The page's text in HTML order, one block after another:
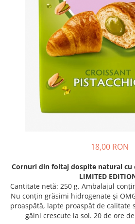
Fructe si legume din Italia
Sosuri de rosii si pasta de tomate
Sosuri paste
Blaturi de pizza
Branzeturi italiene
Mezeluri italiene
Dulciuri italiene
Prajituri, napolitane, cornuri
Bomboane italiene
Snacksuri italiene
Cafea italiana
Bauturi italiene
Hartie igienica
Solutii curatat suprafete baie
Solutii anticalcar
Solutie curatat geamuri
Degresant universal
Parfum, odorizant camera
Detergenti pardoseli
Geluri de dus pentru Barbati si
Femei din Italia
Spumant de baie
Sapun Lichid sau Solid
Antibacterian Pentru Fata sau
Servetele umede, nazale
Parfumuri Italiene
Produse Igiena Dentara
Pasta de dinti
Periute de Dinti
Geluri intime
18,00 RON
Cornuri din foitaj dospite natural cu
LIMITED
Cantitate netă: 250 g. Ambalajul
Nu conțin grăsimi hidrogenate și
proaspătă, lapte proaspăt de calitate
găini crescute la sol. 20 de ore